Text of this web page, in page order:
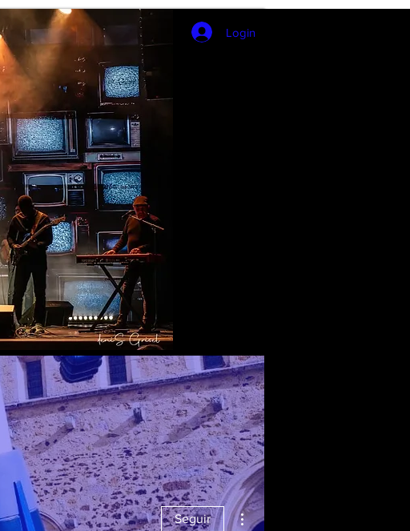
Login
Seguir
Mais ações